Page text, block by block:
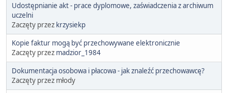
Udostępnianie akt - prace dyplomowe, zaświadczenia z archiwum
uczelni
Zaczęty przez krzysiekp
Kopie faktur mogą być przechowywane elektronicznie
Zaczęty przez madzior_1984
Dokumentacja osobowa i płacowa - jak znaleźć przechowawcę?
Zaczęty przez młody